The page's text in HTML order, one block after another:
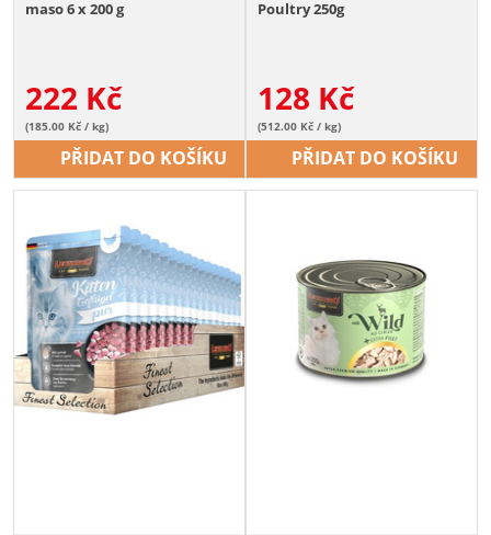
maso 6 x 200 g
222 Kč
(185.00 Kč / kg)
PŘIDAT DO KOŠÍKU
Poultry 250g
128 Kč
(512.00 Kč / kg)
PŘIDAT DO KOŠÍKU